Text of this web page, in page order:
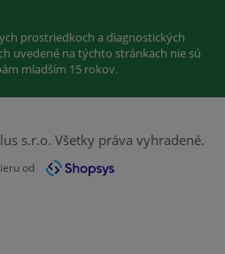
prostriedkoch a diagnostických
uvedené na týchto stránkach nie sú
mladším 15 rokov.
s.r.o. Všetky práva vyhradené.
od